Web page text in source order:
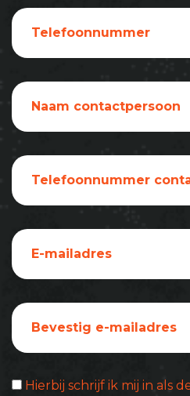
Hierbij schrijf ik mij in als